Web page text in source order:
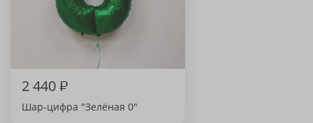
2 440₽
Шар-цифра "Зелёная 0"